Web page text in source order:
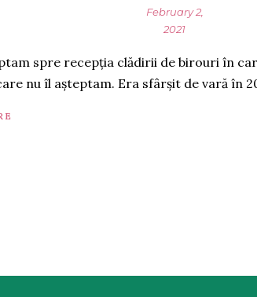
February 2,
2021
spre recepția clădirii de birouri în
nu îl așteptam. Era sfârșit de vară în